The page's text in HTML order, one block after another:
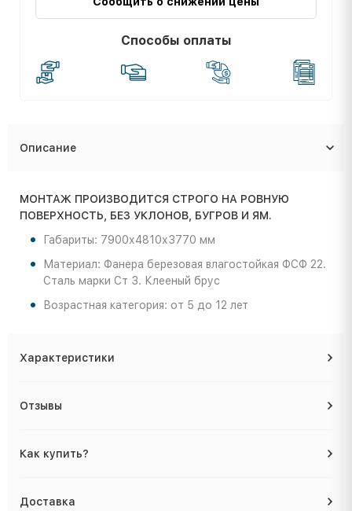
Способы оплаты
Описание
МОНТАЖ ПРОИЗВОДИТСЯ СТРОГО НА РОВНУЮ
ПОВЕРХНОСТЬ, БЕЗ УКЛОНОВ, БУГРОВ И ЯМ.
Габариты: 7900х4810х3770 мм
Материал: Фанера березовая влагостойкая ФСФ 22.
Сталь марки Ст 3. Клееный брус
Возрастная категория: от 5 до 12 лет
Характеристики
Отзывы
Как купить?
Доставка